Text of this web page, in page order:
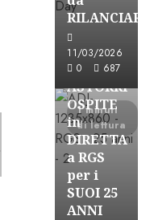
RILANCIARE
11/03/2026
0
687
1 minuti
di lettura
Astorri News
FREE
ASTORRI
OSPITE
in
DIRETTA
a RGS
per i
SUOI 25
ANNI